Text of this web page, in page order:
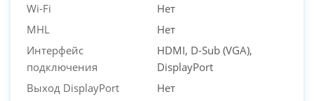
Wi-Fi
Нет
MHL
Нет
Интерфейс
подключения
HDMI, D-Sub (VGA),
DisplayPort
Выход DisplayPort
Нет